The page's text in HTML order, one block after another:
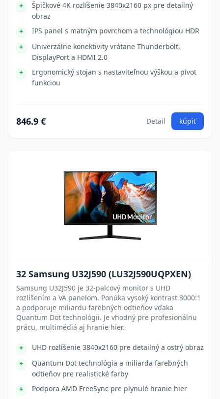
Špičkové 4K rozlíšenie 3840x2160 px pre detailný
obraz
IPS panel s matným povrchom a technológiou HDR
Univerzálne konektivity vrátane Thunderbolt,
DisplayPort a HDMI 2.0
Ergonomický stojan s nastaviteľnou výškou a pivot
funkciou
846.9 € Detail kúpiť
32 Samsung U32J590 (LU32J590UQPXEN)
Samsung U32J590 je 32-palcový monitor s UHD
rozlíšením a VA panelom. Ponúka vysoký kontrast 3000:1
a podporuje miliardu farebných odtieňov vďaka
Quantum Dot technológii. Je vhodný pre profesionálnu
prácu, multimédiá aj hranie hier.
UHD rozlíšenie 3840x2160 pre detailný a ostrý obraz
Quantum Dot technológia a miliarda farebných
odtieňov pre realistické farby
Podpora AMD FreeSync pre plynulé hranie hier